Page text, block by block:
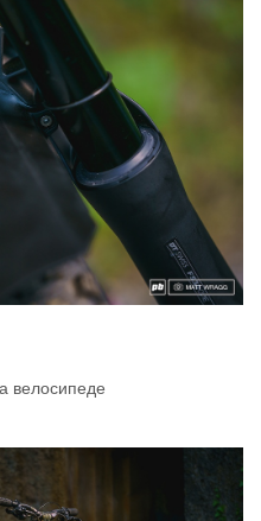
велосипеде